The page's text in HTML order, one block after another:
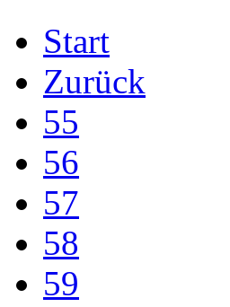
Start
Zurück
55
56
57
58
59